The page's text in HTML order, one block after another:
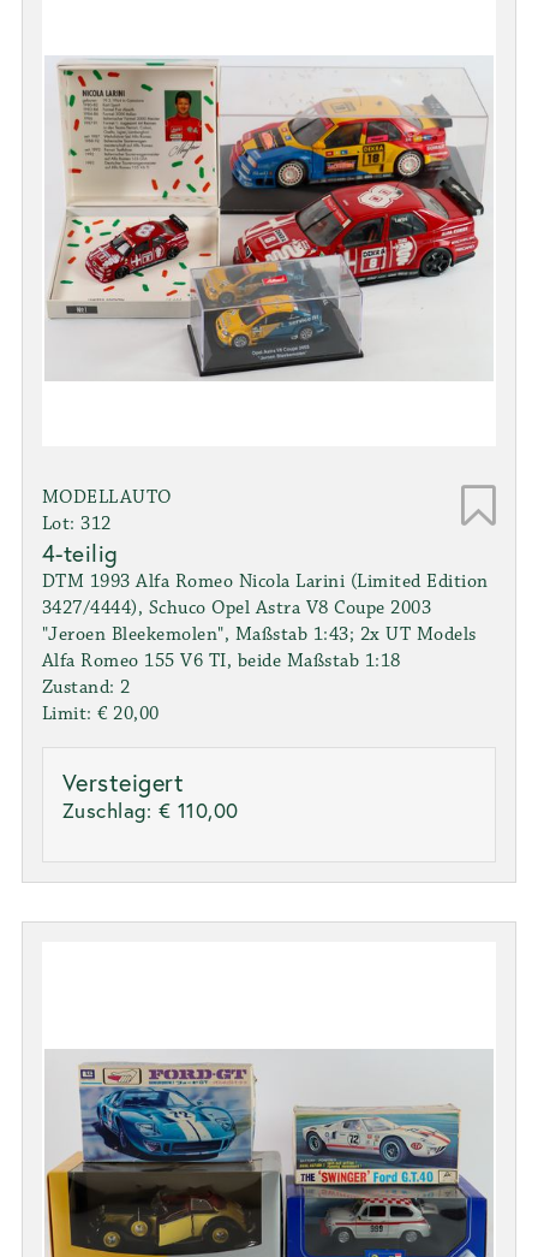
MODELLAUTO
Lot: 312
4-teilig
DTM 1993 Alfa Romeo Nicola Larini (Limited Edition
3427/4444), Schuco Opel Astra V8 Coupe 2003
"Jeroen Bleekemolen", Maßstab 1:43; 2x UT Models
Alfa Romeo 155 V6 TI, beide Maßstab 1:18
Zustand: 2
Limit: € 20,00
Versteigert
Zuschlag: € 110,00